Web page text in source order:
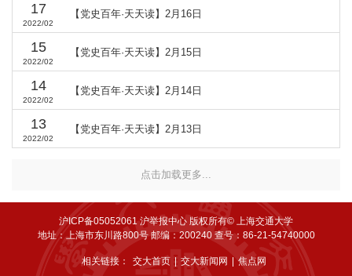
17
2022/02
【党史百年·天天读】2月16日
15
2022/02
【党史百年·天天读】2月15日
14
2022/02
【党史百年·天天读】2月14日
13
2022/02
【党史百年·天天读】2月13日
点击加载更多...
沪ICP备05052061沪举报中心 版权所有© 上海交通大学
地址：上海市东川路800号 邮编：200240 查号：86-21-54740000
相关链接： 交大首页 | 交大新闻网 焦点网